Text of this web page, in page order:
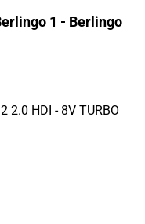
1 - Berlingo
2.0 HDI - 8V TURBO